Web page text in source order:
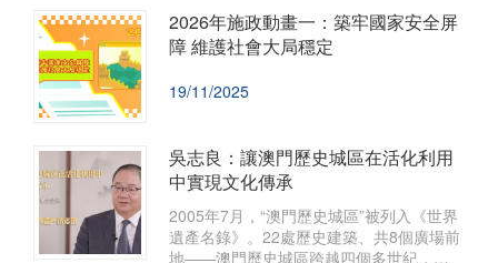
2026年施政動畫一：築牢國家安全屏
障 維護社會大局穩定
19/11/2025
吳志良：讓澳門歷史城區在活化利用
中實現文化傳承
2005年7月，“澳門歷史城區”被列入《世界
遺產名錄》。22處歷史建築、共8個廣場前
地——澳門歷史城區跨越四個多世紀，散